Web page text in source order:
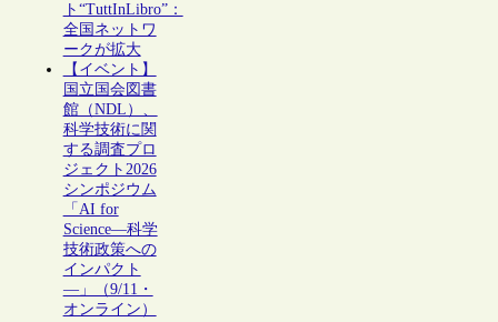
ト“TuttInLibro”：
全国ネットワ
ークが拡大
【イベント】
国立国会図書
館（NDL）、
科学技術に関
する調査プロ
ジェクト2026
シンポジウム
「AI for
Science―科学
技術政策への
インパクト
―」（9/11・
オンライン）